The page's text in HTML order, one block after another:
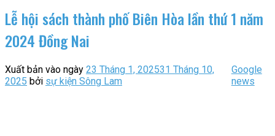
Lễ hội sách thành phố Biên Hòa lần thứ 1 năm
2024 Đồng Nai
Xuất bản vào ngày 23 Tháng 1, 202531 Tháng 10,
2025 bởi sự kiện Sông Lam
Google
news